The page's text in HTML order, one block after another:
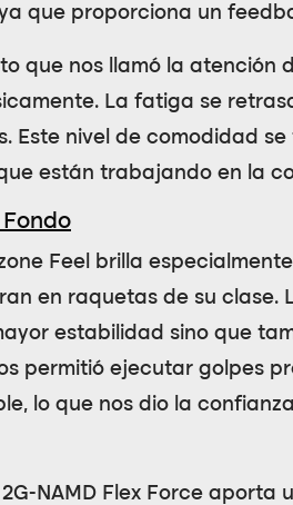
que proporciona un
que nos llamó la atención
La fatiga se
Este nivel de comodidad
están trabajando en la
Feel
brilla
en raquetas de su clase.
estabilidad sino que
permitió ejecutar golpes
lo que nos dio la
2G-NAMD Flex Force aporta